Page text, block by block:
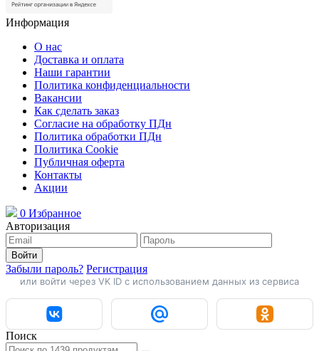
Информация
О нас
Доставка и оплата
Наши гарантии
Политика конфиденциальности
Вакансии
Как сделать заказ
Согласие на обработку ПДн
Политика обработки ПДн
Политика Cookie
Публичная оферта
Контакты
Акции
0 Избранное
Авторизация
Войти
Забыли пароль? Регистрация
или войти через VK ID с использованием данных из сервиса
Поиск